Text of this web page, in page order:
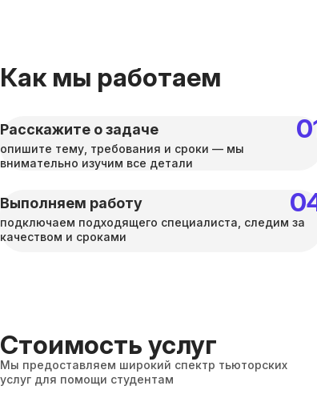
Как мы работаем
Расскажите о задаче
опишите тему, требования и сроки — мы
внимательно изучим все детали
Выполняем работу
подключаем подходящего специалиста, следим за
качеством и сроками
Стоимость услуг
Мы предоставляем широкий спектр тьюторских
услуг для помощи студентам